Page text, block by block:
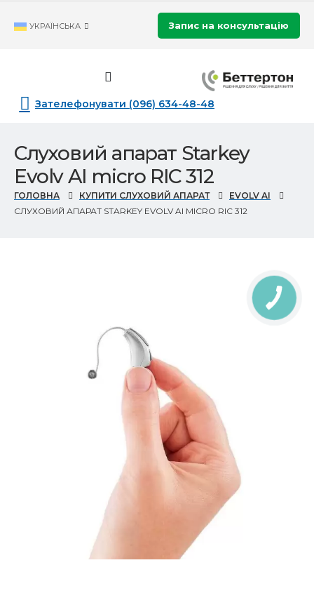
УКРАЇНСЬКА Запис на консультацію
Зателефонувати (096) 634-48-48
Слуховий апарат Starkey
Evolv AI micro RIC 312
ГОЛОВНА КУПИТИ СЛУХОВИЙ АПАРАТ
EVOLV AI
СЛУХОВИЙ АПАРАТ STARKEY EVOLV AI MICRO RIC 312